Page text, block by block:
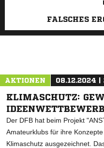
FALSCHES
AKTIONEN 08.12.2024 |
KLIMASCHUTZ:
Der DFB hat beim Projekt
Amateurklubs für ihre
Klimaschutz ausgezeichnet.